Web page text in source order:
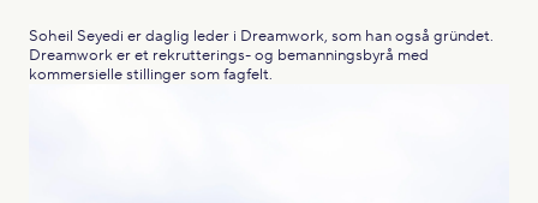
Soheil Seyedi er daglig leder i Dreamwork, som han også gründet.
Dreamwork er et rekrutterings- og bemanningsbyrå med
kommersielle stillinger som fagfelt.